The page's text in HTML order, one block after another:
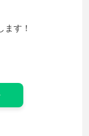
す！